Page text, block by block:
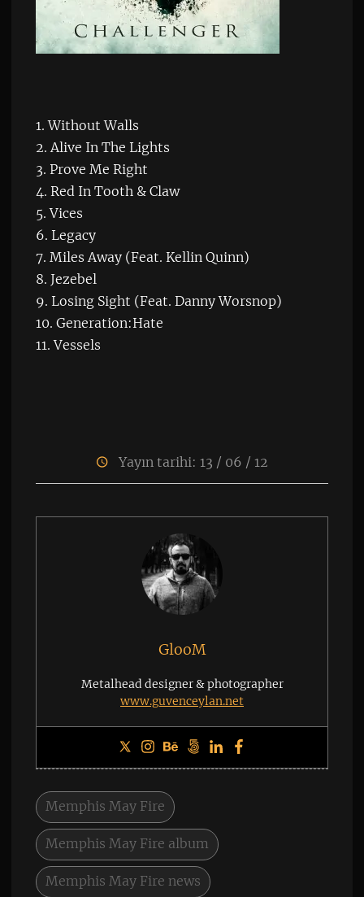
1. Without Walls
2. Alive In The Lights
3. Prove Me Right
4. Red In Tooth & Claw
5. Vices
6. Legacy
7. Miles Away (Feat. Kellin Quinn)
8. Jezebel
9. Losing Sight (Feat. Danny Worsnop)
10. Generation:Hate
11. Vessels
Yayın tarihi: 13 / 06 / 12
GlooM
Metalhead designer & photographer
www.guvenceylan.net
Memphis May Fire
Memphis May Fire album
Memphis May Fire news